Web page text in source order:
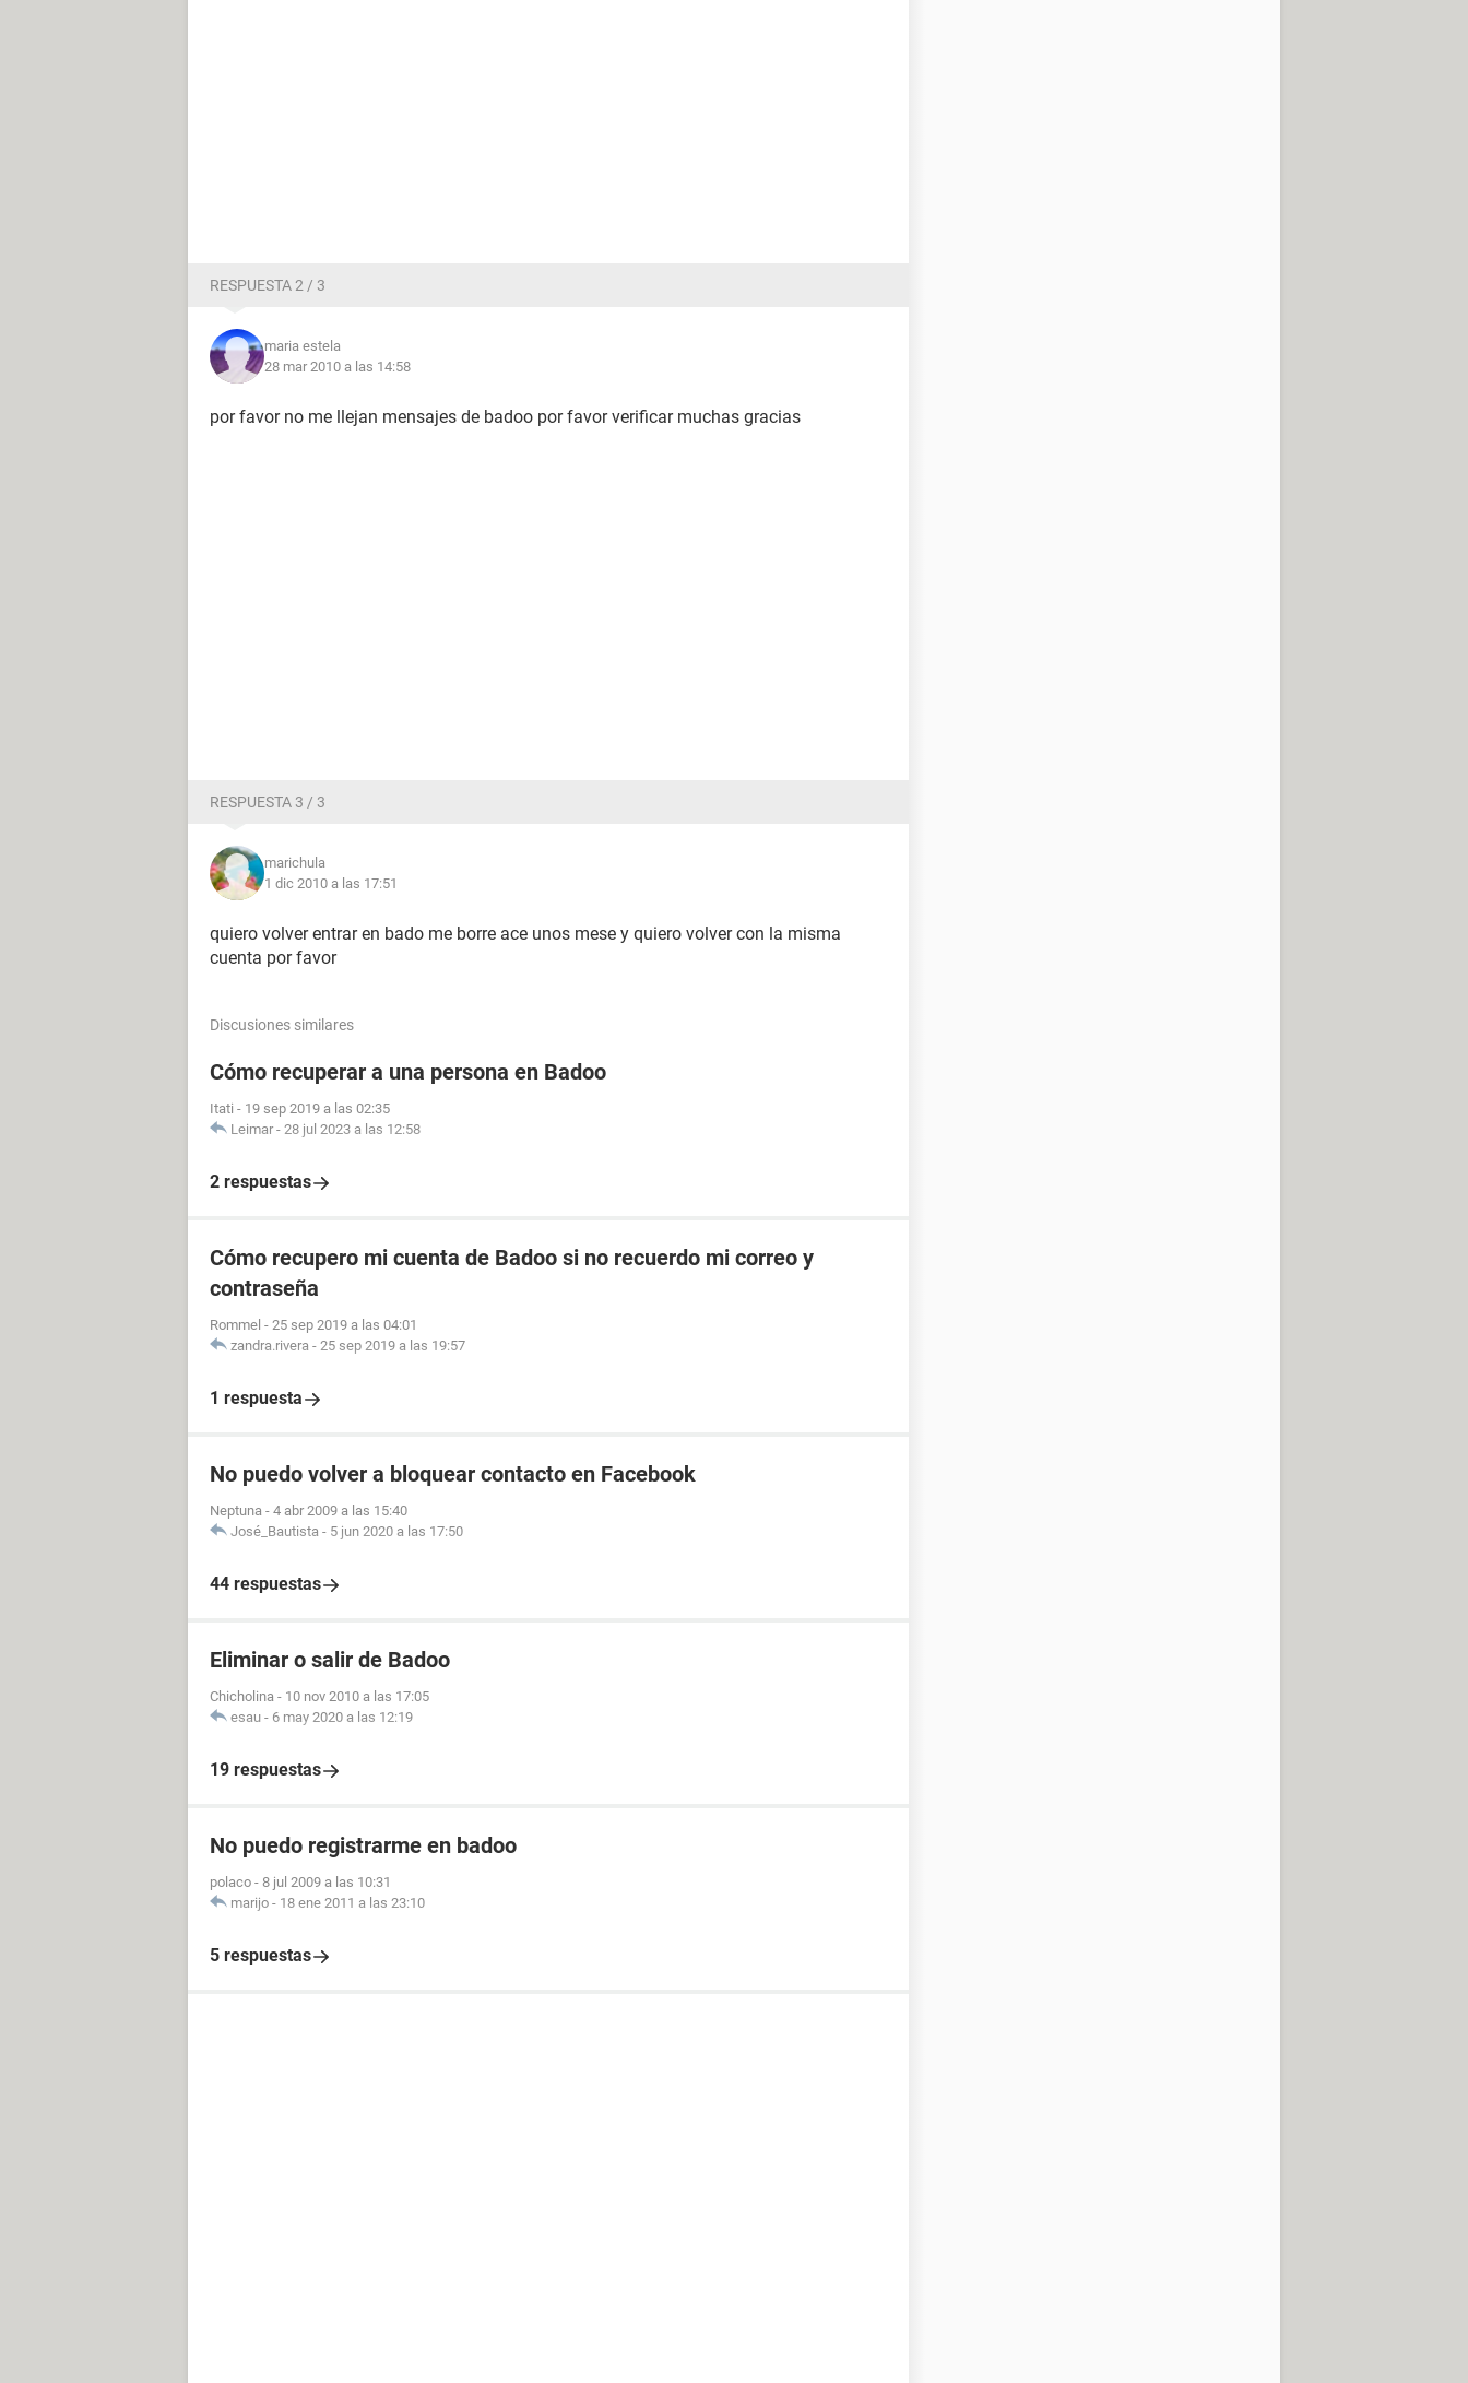
RESPUESTA 2 / 3
maria estela
28 mar 2010 a las 14:58
por favor no me llejan mensajes de badoo por favor verificar muchas gracias
RESPUESTA 3 / 3
marichula
1 dic 2010 a las 17:51
quiero volver entrar en bado me borre ace unos mese y quiero volver con la misma
cuenta por favor
Discusiones similares
Cómo recuperar a una persona en Badoo
Itati - 19 sep 2019 a las 02:35
Leimar - 28 jul 2023 a las 12:58
2 respuestas
Cómo recupero mi cuenta de Badoo si no recuerdo mi correo y
contraseña
Rommel - 25 sep 2019 a las 04:01
zandra.rivera - 25 sep 2019 a las 19:57
1 respuesta
No puedo volver a bloquear contacto en Facebook
Neptuna - 4 abr 2009 a las 15:40
José_Bautista - 5 jun 2020 a las 17:50
44 respuestas
Eliminar o salir de Badoo
Chicholina - 10 nov 2010 a las 17:05
esau - 6 may 2020 a las 12:19
19 respuestas
No puedo registrarme en badoo
polaco - 8 jul 2009 a las 10:31
marijo - 18 ene 2011 a las 23:10
5 respuestas